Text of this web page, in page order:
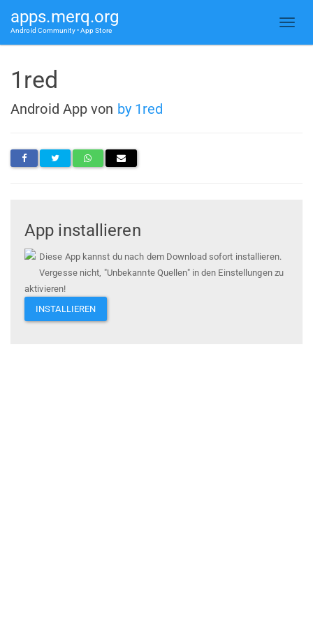
apps.merq.org
Android Community • App Store
1red
Android App von by 1red
App installieren
Diese App kannst du nach dem Download sofort installieren.
Vergesse nicht, "Unbekannte Quellen" in den Einstellungen zu
aktivieren!
INSTALLIEREN